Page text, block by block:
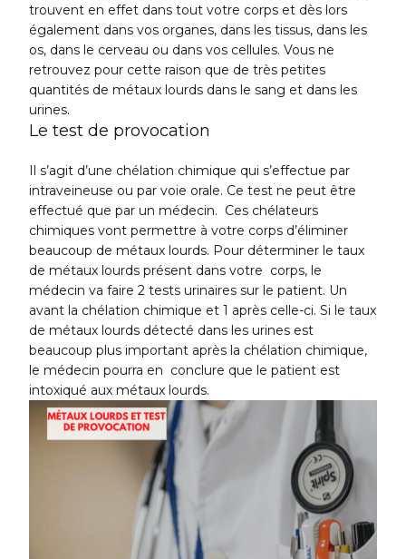
trouvent en effet dans tout votre corps et dès lors
également dans vos organes, dans les tissus, dans les
os, dans le cerveau ou dans vos cellules. Vous ne
retrouvez pour cette raison que de très petites
quantités de métaux lourds dans le sang et dans les
urines.
Le test de provocation
Il s’agit d’une chélation chimique qui s’effectue par
intraveineuse ou par voie orale. Ce test ne peut être
effectué que par un médecin. Ces chélateurs
chimiques vont permettre à votre corps d’éliminer
beaucoup de métaux lourds. Pour déterminer le taux
de métaux lourds présent dans votre corps, le
médecin va faire 2 tests urinaires sur le patient. Un
avant la chélation chimique et 1 après celle-ci. Si le taux
de métaux lourds détecté dans les urines est
beaucoup plus important après la chélation chimique,
le médecin pourra en conclure que le patient est
intoxiqué aux métaux lourds.